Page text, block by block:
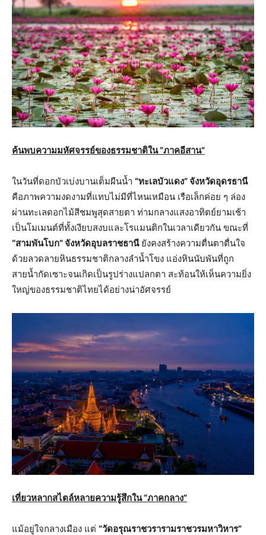
ค้นพบความมหัศจรรย์ของธรรมชาติใน “ภาคอีสาน”
ในวันที่ดอกบัวเบ่งบานเต็มผืนน้ำ “ทะเลบัวแดง” จังหวัดอุดรธานี
คือภาพความงดงามที่แทบไม่มีที่ไหนเหมือน เรือเล็กค่อย ๆ ล่อง
ผ่านทะเลดอกไม้สีชมพูสุดสายตา ท่ามกลางแสงอาทิตย์ยามเช้า
เป็นโมเมนต์ที่ทั้งเงียบสงบและโรแมนติกในเวลาเดียวกัน ขณะที่
“สามพันโบก” จังหวัดอุบลราชธานียังคงสร้างความตื่นตาตื่นใจ
ด้วยลวดลายหินธรรมชาติกลางลำน้ำโขง แอ่งหินนับพันที่ถูก
สายน้ำกัดเซาะจนเกิดเป็นรูปร่างแปลกตา สะท้อนให้เห็นความยิ่ง
ใหญ่ของธรรมชาติไทยได้อย่างน่าอัศจรรย์
เที่ยวหลากสไตล์หลายความรู้สึกใน “ภาคกลาง”
แม้อยู่ใจกลางเมือง แต่ “วัดอรุณราชวรารามราชวรมหาวิหาร”